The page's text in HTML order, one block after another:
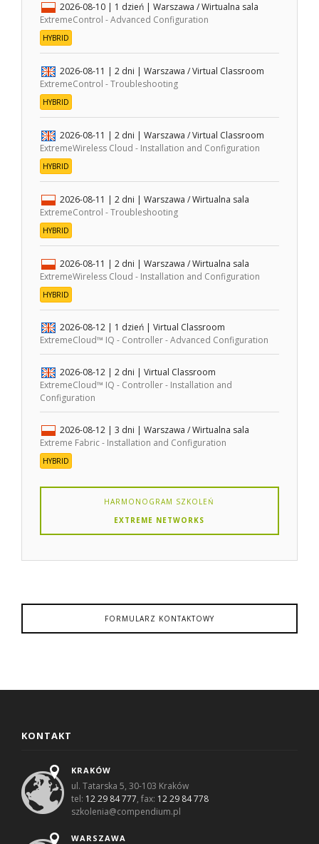
2026-08-10 | 1 dzień |
Warszawa / Wirtualna sala
ExtremeControl - Advanced Configuration
HYBRID
2026-08-11 | 2 dni | Warszawa / Virtual Classroom
ExtremeControl - Troubleshooting
HYBRID
2026-08-11 | 2 dni | Warszawa / Virtual Classroom
ExtremeWireless Cloud - Installation and Configuration
HYBRID
2026-08-11 | 2 dni | Warszawa / Wirtualna sala
ExtremeControl - Troubleshooting
HYBRID
2026-08-11 | 2 dni | Warszawa / Wirtualna sala
ExtremeWireless Cloud - Installation and Configuration
HYBRID
2026-08-12 | 1 dzień | Virtual Classroom
ExtremeCloud™ IQ - Controller - Advanced Configuration
2026-08-12 | 2 dni | Virtual Classroom
ExtremeCloud™ IQ - Controller - Installation and
Configuration
2026-08-12 | 3 dni | Warszawa / Wirtualna sala
Extreme Fabric - Installation and Configuration
HYBRID
HARMONOGRAM SZKOLEŃ
EXTREME NETWORKS
FORMULARZ KONTAKTOWY
KONTAKT
KRAKÓW
ul. Tatarska 5, 30-103 Kraków
tel: 12 29 84 777, fax: 12 29 84 778
szkolenia@compendium.pl
WARSZAWA